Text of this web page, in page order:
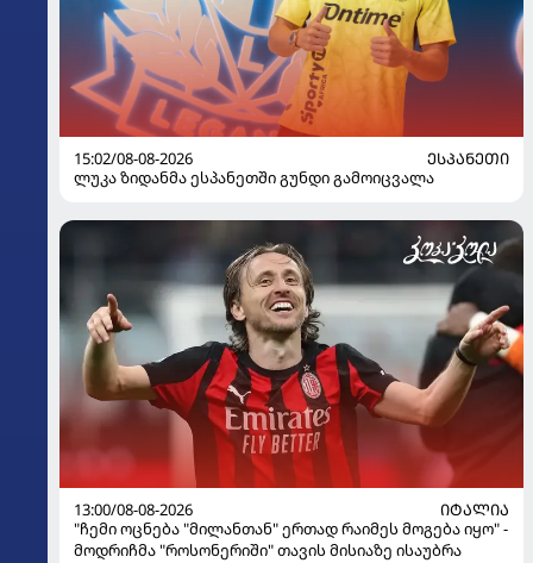
15:02/08-08-2026
ᲔᲡᲞᲐᲜᲔᲗᲘ
ლუკა ზიდანმა ესპანეთში გუნდი გამოიცვალა
13:00/08-08-2026
ᲘᲢᲐᲚᲘᲐ
"ჩემი ოცნება "მილანთან" ერთად რაიმეს მოგება იყო" -
მოდრიჩმა "როსონერიში" თავის მისიაზე ისაუბრა